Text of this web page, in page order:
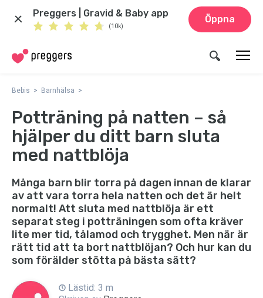
Preggers | Gravid & Baby app
(10k)
Öppna
Bebis Barnhälsa
Potträning på natten – så
hjälper du ditt barn sluta
med nattblöja
Många barn blir torra på dagen innan de klarar
av att vara torra hela natten och det är helt
normalt! Att sluta med nattblöja är ett
separat steg i potträningen som ofta kräver
lite mer tid, tålamod och trygghet. Men när är
rätt tid att ta bort nattblöjan? Och hur kan du
som förälder stötta på bästa sätt?
Lästid: 3 m